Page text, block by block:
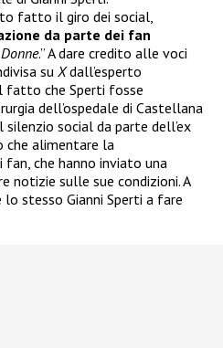
fatto il giro dei social,
da parte dei fan
.” A dare credito alle voci
su Xdall’esperto
fatto che Sperti fosse
dell’ospedale di Castellana
social da parte dell’ex
alimentare la
fan, che hanno inviato una
notizie sulle sue condizioni. A
stesso Gianni Sperti a fare